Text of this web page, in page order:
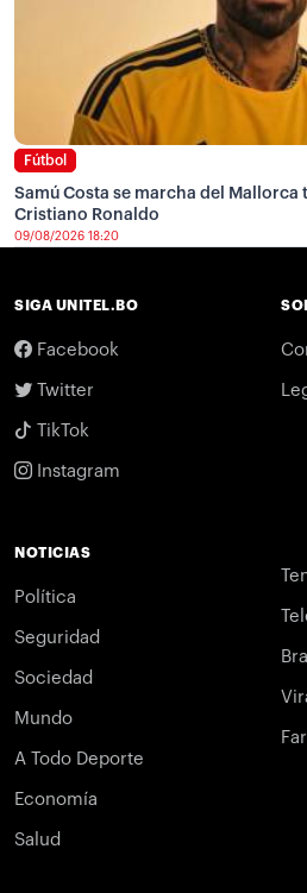
Fútbol
Samú Costa se marcha del Mallorca
Cristiano Ronaldo
09/08/2026 18:20
SIGA UNITEL.BO
Facebook
Twitter
TikTok
Instagram
NOTICIAS
Política
Seguridad
Sociedad
Mundo
A Todo Deporte
Economía
Salud